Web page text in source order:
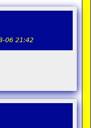
06 21:42